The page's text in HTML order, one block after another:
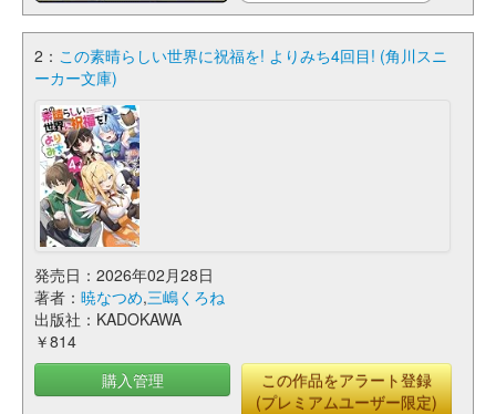
2： この素晴らしい世界に祝福を! よりみち4回目! (角川スニ
ーカー文庫)
発売日：2026年02月28日
著者： 暁なつめ,三嶋くろね
出版社：KADOKAWA
￥814
購入管理
この作品をアラート登録
(プレミアムユーザー限定)